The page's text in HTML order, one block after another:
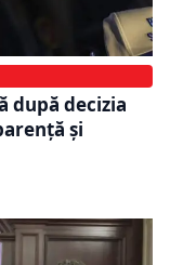
după decizia
și